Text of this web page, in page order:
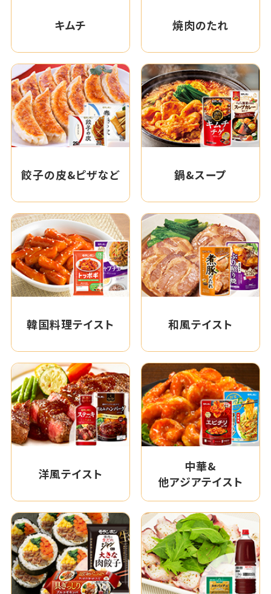
キムチ 焼肉のたれ
餃子の皮&ピザなど 鍋&スープ
韓国料理テイスト 和風テイスト
洋風テイスト
中華&
他アジアテイスト